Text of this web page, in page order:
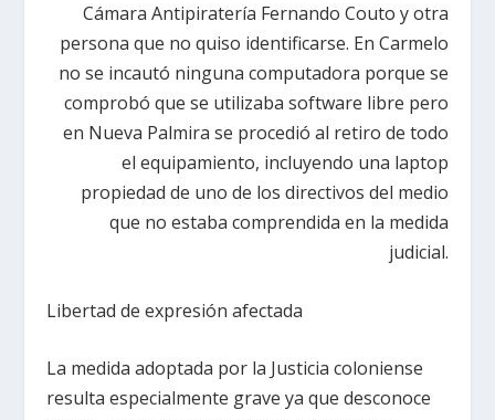
Cámara Antipiratería Fernando Couto y otra
persona que no quiso identificarse. En Carmelo
no se incautó ninguna computadora porque se
comprobó que se utilizaba software libre pero
en Nueva Palmira se procedió al retiro de todo
el equipamiento, incluyendo una laptop
propiedad de uno de los directivos del medio
que no estaba comprendida en la medida
judicial.
Libertad de expresión afectada
La medida adoptada por la Justicia coloniense
resulta especialmente grave ya que desconoce